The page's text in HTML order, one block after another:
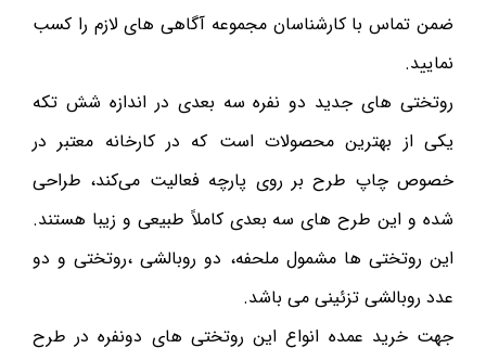
ضمن تماس با کارشناسان مجموعه آگاهی های لازم را کسب
نمایید.
روتختی های جدید دو نفره سه بعدی در اندازه شش تکه
یکی از بهترین محصولات است که در کارخانه معتبر در
خصوص چاپ طرح بر روی پارچه فعالیت می‌کند، طراحی
شده و این طرح های سه بعدی کاملاً طبیعی و زیبا هستند.
این روتختی ها مشمول ملحفه، دو روبالشی ،روتختی و دو
عدد روبالشی تزئینی می باشد.
جهت خرید عمده انواع این روتختی های دونفره در طرح